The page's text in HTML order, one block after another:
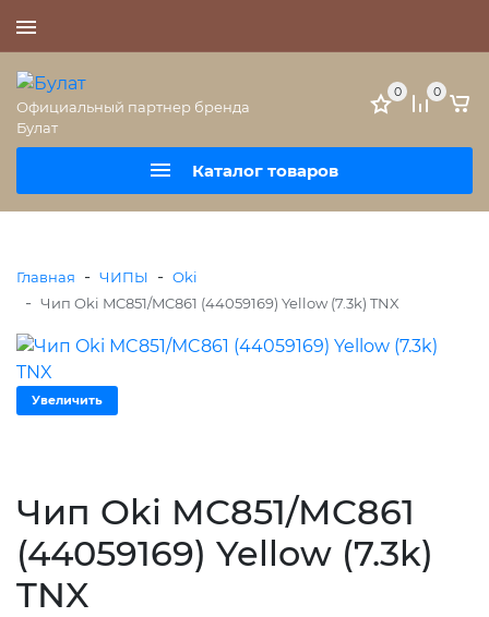
Официальный партнер бренда
Булат
Каталог товаров
0 0
Главная - ЧИПЫ - Oki
- Чип Oki MC851/MC861 (44059169) Yellow (7.3k) TNX
Увеличить
Чип Oki MC851/MC861
(44059169) Yellow (7.3k)
TNX